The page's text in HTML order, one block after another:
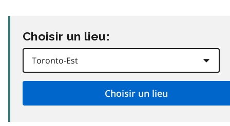
Choisir un lieu: